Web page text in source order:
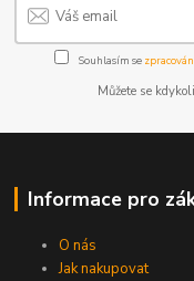
Souhlasím se
Můžete se
Informace pro
O nás
Jak nakupovat